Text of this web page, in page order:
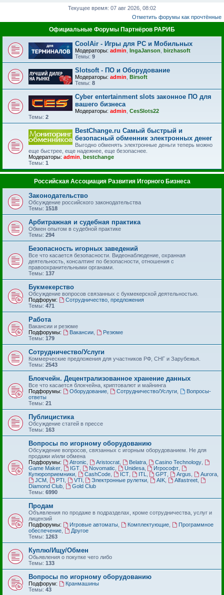
Текущее время: 07 авг 2026, 08:02
Отметить форумы как прочтённые
Официальные Форумы Партнёров РАРИБ
CoolAir - Игры для PC и Мобильных
Модераторы: admin IngaJanson birzhasoft
Темы: 9
Slotsoft - ПО и Оборудование
Модераторы: admin Birsoft
Темы: 8
Cyber entertainment slots законное ПО для
вашего бизнеса
Модераторы: admin CesSlots22
Темы: 2
BestChange.ru Самый быстрый и
безопасный обменник электронных денег
Выгодно обменять электронные деньги теперь можно
еще быстрее, еще надежнее, еще безопаснее.
Модераторы: admin bestchange
Темы: 1
Российская Ассоциация Развития Игорного Бизнеса
Законодательство
Обсуждение российского законодательства
Темы: 1518
Арбитражная и судебная практика
Обмен опытом в судебной практике
Темы: 294
Безопасность игорных заведений
Все что касается безопасности. Видеонаблюдение, охранная
деятельность, консалтинг по безопасности, отношения с
правоохранительными органами.
Темы: 137
Букмекерство
Обсуждение вопросов связанных с букмекерской деятельностью.
Подфорум:
Сотрудничество, предложения
Темы: 471
Работа
Вакансии и резюме
Подфорумы:
Вакансии,
Резюме
Темы: 179
Сотрудничество/Услуги
Коммерческие предложения для участников РФ, СНГ и Зарубежья.
Темы: 2543
Блокчейн. Децентрализованное хранение данных
Все что касается блокчейна, криптовалют и майнинга
Подфорумы:
Оборудование, Сотрудничество/Услуги,
Вопросы-
ответы
Темы: 21
Публицистика
Обсуждение статей в прессе
Темы: 163
Вопросы по игорному оборудованию
Обсуждение вопросов, связанных с игорным оборудованием. Не для
продажи и/или обмена
Подфорумы:
Atronic Aristocrat, Belatra, Casino Technology
Game Maker
IGT, Novomatic Unidesa, Игрософт
Купюроприемники
CashCode, ICT, ITL GPT Argus Aurora
JCM, PTI VTI Электронные рулетки AIK Alfastreet
Diamond Club
Gold Club
Темы: 6990
Продам
Объявления по продаже в подразделах, кроме сотрудничества, услуг и
лицензий
Подфорумы:
Игровые автоматы, Комплектующие,
Программное
обеспечение
Другое
Темы: 1263
Куплю/Ищу/Обмен
Обьявления о покупке чего либо
Темы: 133
Вопросы по игорному оборудованию
Подфорум:
Кранмашины
Темы: 43